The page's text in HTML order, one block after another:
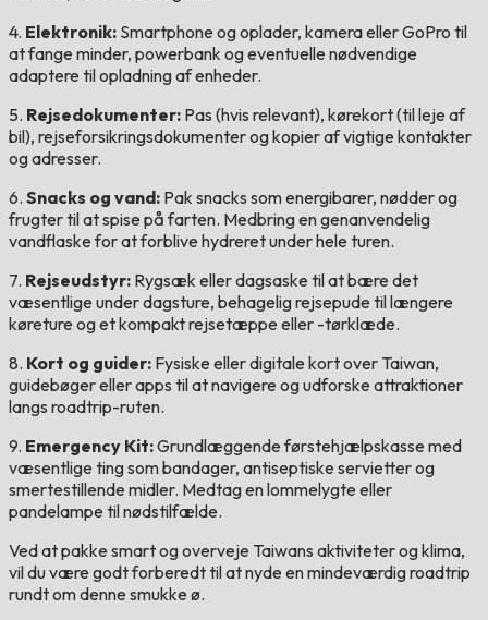
4. Elektronik: Smartphone og oplader, kamera eller GoPro til
at fange minder, powerbank og eventuelle nødvendige
adaptere til opladning af enheder.
5. Rejsedokumenter: Pas (hvis relevant), kørekort (til leje af
bil), rejseforsikringsdokumenter og kopier af vigtige kontakter
og adresser.
6. Snacks og vand: Pak snacks som energibarer, nødder og
frugter til at spise på farten. Medbring en genanvendelig
vandflaske for at forblive hydreret under hele turen.
7. Rejseudstyr: Rygsæk eller dagsaske til at bære det
væsentlige under dagsture, behagelig rejsepude til længere
køreture og et kompakt rejsetæppe eller -tørklæde.
8. Kort og guider: Fysiske eller digitale kort over Taiwan,
guidebøger eller apps til at navigere og udforske attraktioner
langs roadtrip-ruten.
9. Emergency Kit:Grundlæggende førstehjælpskasse med
væsentlige ting som bandager, antiseptiske servietter og
smertestillende midler. Medtag en lommelygte eller
pandelampe til nødstilfælde.
Ved at pakke smart og overveje Taiwans aktiviteter og klima,
vil du være godt forberedt til at nyde en mindeværdig roadtrip
rundt om denne smukke ø.